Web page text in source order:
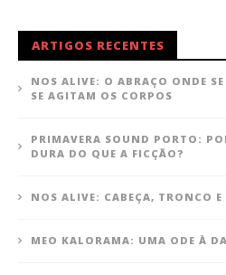
ARTIGOS RECENTES
NOS ALIVE: O ABRAÇO ONDE
SE AGITAM OS CORPOS
PRIMAVERA SOUND PORTO:
DURA DO QUE A FICÇÃO?
NOS ALIVE: CABEÇA, TRONCO E
MEO KALORAMA: UMA ODE À